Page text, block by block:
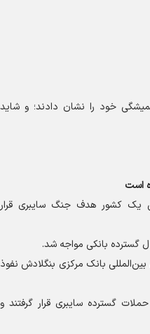
خود را نشان دادند؛ و شاید
است
یک کشور هدف جنگ سایبری قرار
پول بین‌المللی بانک مرکزی بنگلادش نفوذ
حملات گسترده سایبری قرار گرفتند و